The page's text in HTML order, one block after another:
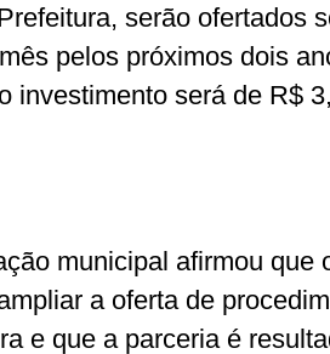
serão ofertados
pelos próximos dois
investimento será de R$
municipal afirmou que
a oferta de
e que a parceria é